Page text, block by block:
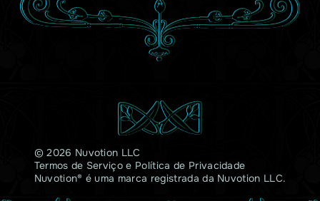
© 2026 Nuvotion LLC
Termos de Serviço e Política de Privacidade
Nuvotion® é uma marca registrada da Nuvotion LLC.